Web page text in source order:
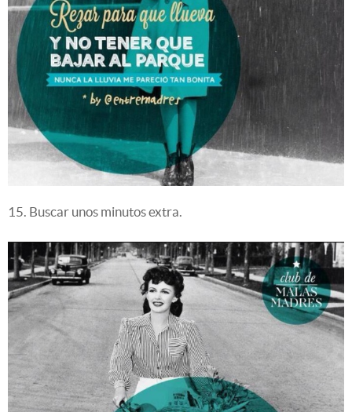
15. Buscar unos minutos extra.